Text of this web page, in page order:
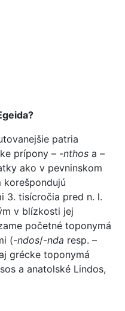
patria
prípony – -nthos a –
ako v pevninskom
korešpondujú
3. tisícročia pred n. l.
v blízkosti jej
početné toponymá
(-ndos/-nda resp. –
grécke toponymá
a anatolské Lindos,